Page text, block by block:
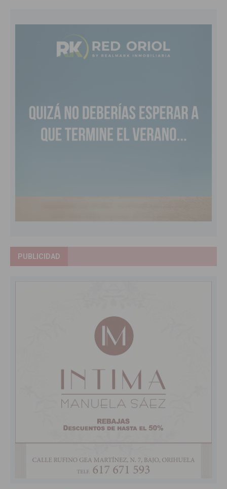
PUBLICIDAD